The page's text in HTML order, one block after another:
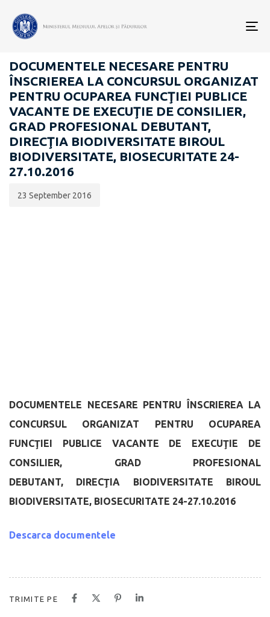
CARIERĂ
DOCUMENTELE NECESARE PENTRU
ÎNSCRIEREA LA CONCURSUL ORGANIZAT
PENTRU OCUPAREA FUNCŢIEI PUBLICE
VACANTE DE EXECUŢIE DE CONSILIER,
GRAD PROFESIONAL DEBUTANT,
DIRECŢIA BIODIVERSITATE BIROUL
BIODIVERSITATE, BIOSECURITATE 24-
27.10.2016
publicării:
23 September 2016
DOCUMENTELE NECESARE PENTRU ÎNSCRIEREA LA
CONCURSUL ORGANIZAT PENTRU OCUPAREA
FUNCŢIEI PUBLICE VACANTE DE EXECUŢIE DE
CONSILIER, GRAD PROFESIONAL
DEBUTANT, DIRECŢIA BIODIVERSITATE BIROUL
BIODIVERSITATE, BIOSECURITATE 24-27.10.2016
Descarca documentele
TRIMITE PE